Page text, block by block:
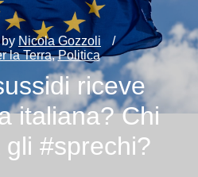
Nicola Gozzoli
la Terra,Politica
riceve
italiana? Chi
#sprechi?